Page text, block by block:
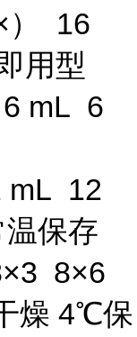
） 16
用型
mL 6
mL 12
保存
8×6
燥 4℃保